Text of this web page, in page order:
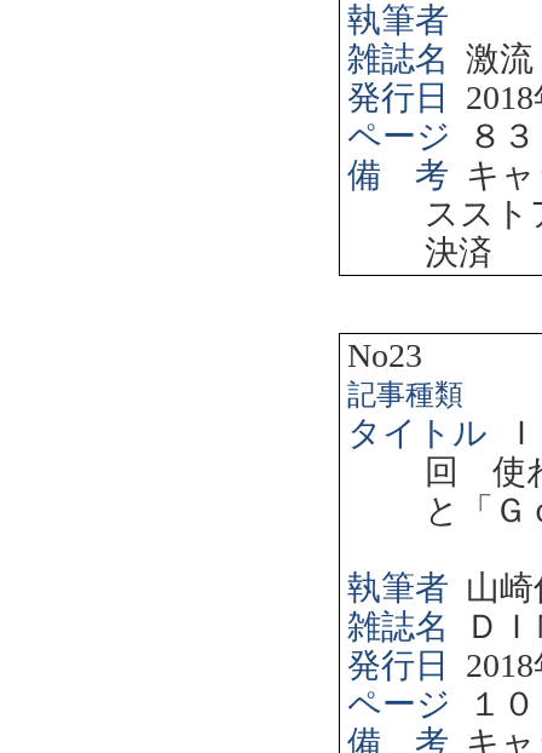
執筆者
雑誌名 激流
発行日
2018
ページ
８３
備 考 キ
ススト
決済
No23
記事種類
タイトル
回 使
と「
執筆者 山
雑誌名
Ｄ
発行日
2018
ページ
１
備 考 キ